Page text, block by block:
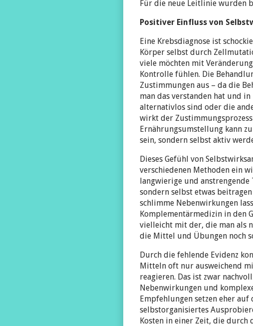
Für die neue Leitlinie wurden
Positiver Einfluss von
Eine Krebsdiagnose ist
Körper selbst durch
viele möchten mit
Kontrolle fühlen. Die
Zustimmungen aus – da die
man das verstanden hat und
alternativlos sind oder die
wirkt der
Ernährungsumstellung kann
sein, sondern selbst aktiv
Dieses Gefühl von
verschiedenen Methoden ein
langwierige und anstrengende
sondern selbst etwas
schlimme Nebenwirkungen
Komplementärmedizin in den
vielleicht mit der, die man als
die Mittel und Übungen noch
Durch die fehlende Evidenz
Mitteln oft nur ausweichend
reagieren. Das ist zwar
Nebenwirkungen und
Empfehlungen setzen eher
selbstorganisiertes
Kosten in einer Zeit, die durch